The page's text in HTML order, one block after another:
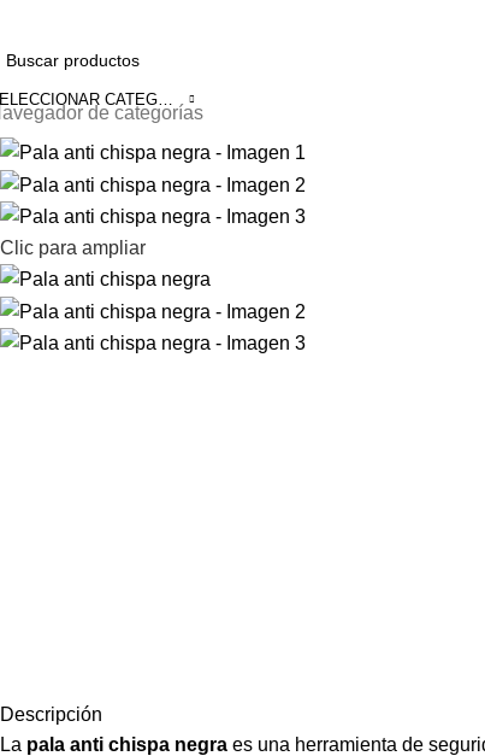
SELECCIONAR CATEGORÍA
de categorías
Clic para ampliar
Descripción
La pala anti chispa negra es una herramienta de